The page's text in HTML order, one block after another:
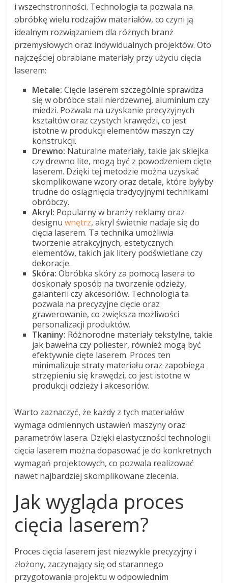
i wszechstronności. Technologia ta pozwala na
obróbkę wielu rodzajów materiałów, co czyni ją
idealnym rozwiązaniem dla różnych branż
przemysłowych oraz indywidualnych projektów. Oto
najczęściej obrabiane materiały przy użyciu cięcia
laserem:
Metale: Cięcie laserem szczególnie sprawdza
się w obróbce stali nierdzewnej, aluminium czy
miedzi. Pozwala na uzyskanie precyzyjnych
kształtów oraz czystych krawędzi, co jest
istotne w produkcji elementów maszyn czy
konstrukcji.
Drewno: Naturalne materiały, takie jak sklejka
czy drewno lite, mogą być z powodzeniem cięte
laserem. Dzięki tej metodzie można uzyskać
skomplikowane wzory oraz detale, które byłyby
trudne do osiągnięcia tradycyjnymi technikami
obróbczy.
Akryl: Popularny w branży reklamy oraz
designuwnętrz, akryl świetnie nadaje się do
cięcia laserem. Ta technika umożliwia
tworzenie atrakcyjnych, estetycznych
elementów, takich jak litery podświetlane czy
dekoracje.
Skóra: Obróbka skóry za pomocą lasera to
doskonały sposób na tworzenie odzieży,
galanterii czy akcesoriów. Technologia ta
pozwala na precyzyjne cięcie oraz
grawerowanie, co zwiększa możliwości
personalizacji produktów.
Tkaniny: Różnorodne materiały tekstylne, takie
jak bawełna czy poliester, również mogą być
efektywnie cięte laserem. Proces ten
minimalizuje straty materiału oraz zapobiega
strzępieniu się krawędzi, co jest istotne w
produkcji odzieży i akcesoriów.
Warto zaznaczyć, że każdy z tych materiałów
wymaga odmiennych ustawień maszyny oraz
parametrów lasera. Dzięki elastyczności technologii
cięcia laserem można dopasować je do konkretnych
wymagań projektowych, co pozwala realizować
nawet najbardziej skomplikowane zlecenia.
Jak wygląda proces
cięcia laserem?
Proces cięcia laserem jest niezwykle precyzyjny i
złożony, zaczynający się od starannego
przygotowania projektu w odpowiednim